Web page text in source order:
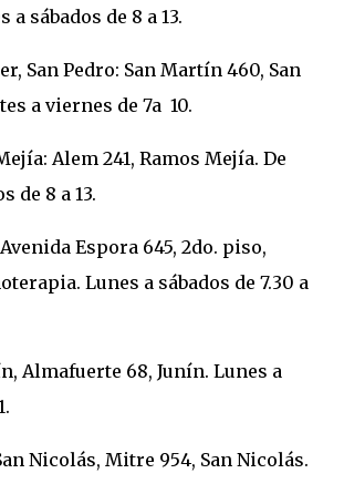
a sábados de 8 a 13.
San Pedro: San Martín 460, San
a viernes de 7a 10.
Alem 241, Ramos Mejía. De
de 8 a 13.
Espora 645, 2do. piso,
Lunes a sábados de 7.30 a
Almafuerte 68, Junín. Lunes a
Nicolás, Mitre 954, San Nicolás.